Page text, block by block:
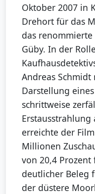
Oktober 2007 in
Drehort für das
das
Güby. In der
Andreas
Darstellung
schrittweise
Erstausstrahlung
erreichte der
Millionen
von 20,4 Prozent
deutlicher Beleg
der düstere